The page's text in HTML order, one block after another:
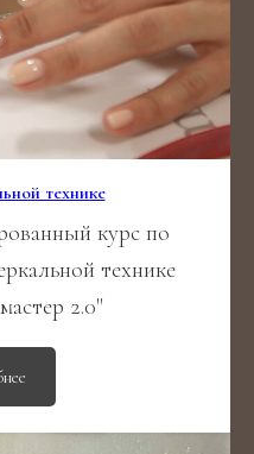
технике
курс по
технике
2.0"